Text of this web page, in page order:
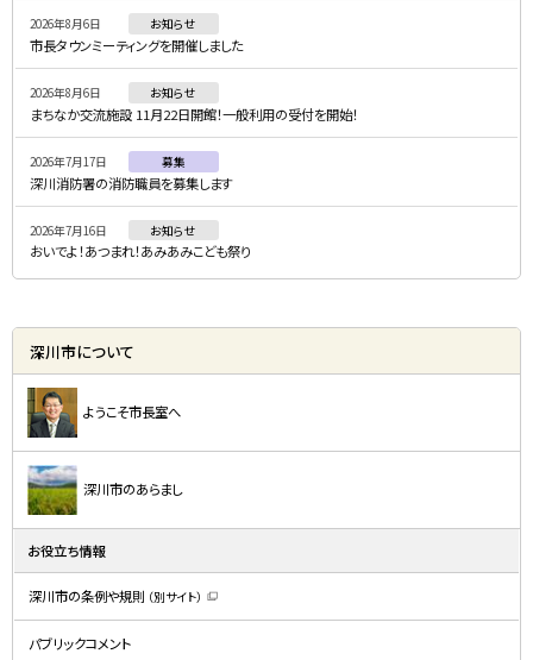
メ
ニ
ュ
ー
2026年8月6日 お知らせ
市長タウンミーティングを開催しました
2026年8月6日 お知らせ
まちなか交流施設 11月22日開館！一般利用の受付を開始！
2026年7月17日 募集
深川消防署の消防職員を募集します
2026年7月16日 お知らせ
おいでよ！あつまれ！あみあみこども祭り
深川市について
ようこそ市長室へ
深川市のあらまし
お役立ち情報
深川市の条例や規則 （別サイト）
新
パブリックコメント